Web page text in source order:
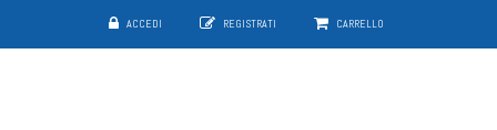
ACCEDI REGISTRATI CARRELLO